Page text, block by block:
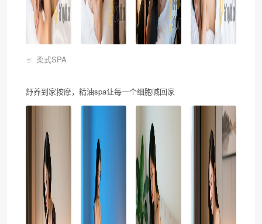
柔式SPA
舒养到家按摩，精油spa让每一个细胞喊回家